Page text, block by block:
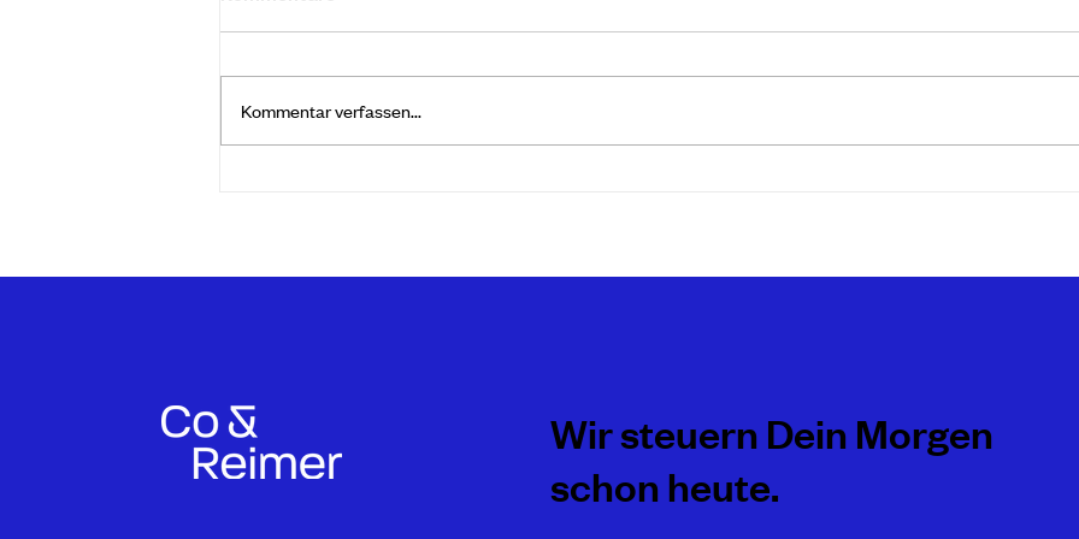
kompetenten Vermögensberatung.
Individuelle Beratung Wir
Sie möchten Ihr Einzelunternehmen
Steuerlast zu...
Kommentar verfassen...
Wir steuern Dein Morgen
schon heute.